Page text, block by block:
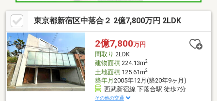
東京都新宿区中落合２ 2億7,800万円 2LDK
2億7,800万円
間取り 2LDK
建物面積224.13m2
土地面積125.61m2
築年月 2005年12月(築20年9ヶ月)
西武新宿線 下落合駅 徒歩7分
その他の交通